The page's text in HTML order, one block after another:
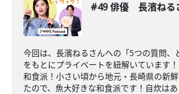
#49 俳優 長濱ね
今回は、長濱ねるさんへの「5つの質問、
をもとにプライベートを紐解いています
和食派！小さい頃から地元・長崎県の新
たので、魚大好きな和食派です！自炊はあ